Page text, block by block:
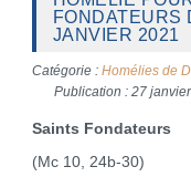
FONDATEURS
JANVIER 2021
Catégorie : Homélies de
Publication : 27
Saints Fondateurs
(Mc 10, 24b-30)